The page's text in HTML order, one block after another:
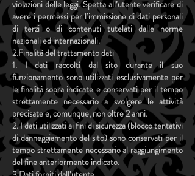
violazioni delle leggi. Spetta all’utente verificare di
avere i permessi per l’immissione di dati personali
di terzi o di contenuti tutelati dalle norme
nazionali ed internazionali.
2.Finalità del trattamento dati
1. I dati raccolti dal sito durante il suo
funzionamento sono utilizzati esclusivamente per
le finalità sopra indicate e conservati per il tempo
strettamente necessario a svolgere le attività
precisate e, comunque, non oltre 2 anni.
2. I dati utilizzati ai fini di sicurezza (blocco tentativi
di danneggiamento del sito) sono conservati per il
tempo strettamente necessario al raggiungimento
del fine anteriormente indicato.